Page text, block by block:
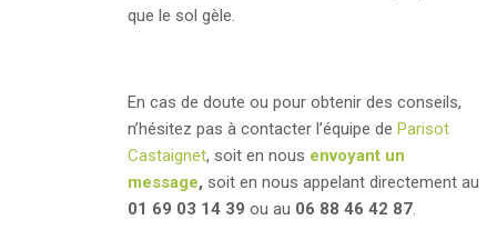
que le sol gèle.
En cas de doute ou pour obtenir des conseils,
n’hésitez pas à contacter l’équipe de Parisot
Castaignet, soit en nous envoyant un
message, soit en nous appelant directement au
01 69 03 14 39 ou au 06 88 46 42 87.